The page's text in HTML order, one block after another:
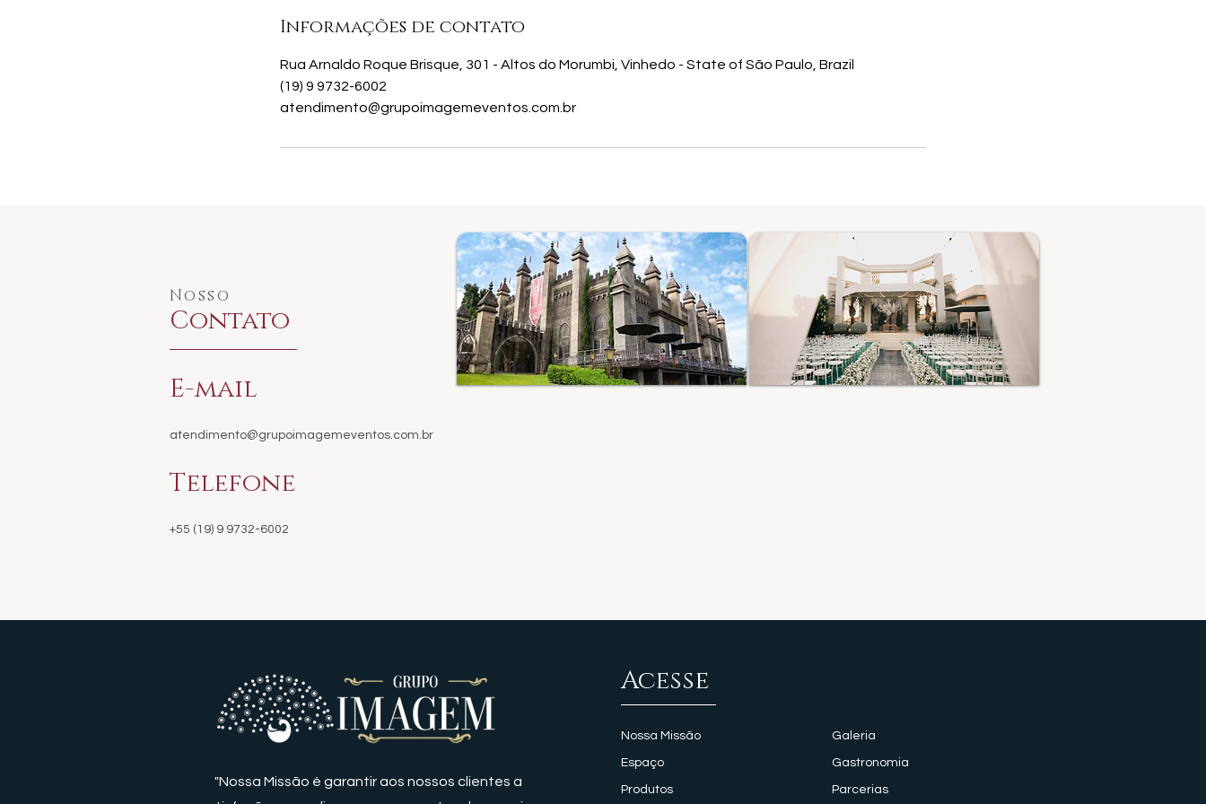
Informações de contato
Rua Arnaldo Roque Brisque, 301 - Altos do Morumbi, Vinhedo - State of São Paulo, Brazil
(19) 9 9732-6002
atendimento@grupoimagemeventos.com.br
Contato
Nosso
E-mail
atendimento@grupoimagemeventos.com.br
Telefone
+55 (19) 9 9732-6002
"Nossa Missão é garantir aos nossos clientes a
Acesse
Nossa Missão Galeria
Espaço Gastronomia
Produtos Parcerias